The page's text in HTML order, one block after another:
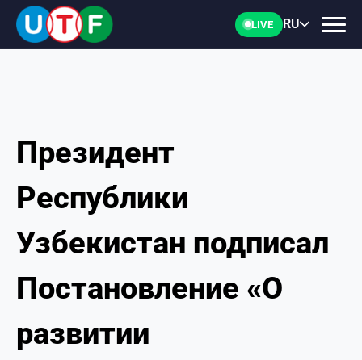
LIVE RU
ГЛАВНАЯ
ФТУ
НОВОСТИ
ДОКУМЕНТЫ
ПЕРСОНАЛИИ
Президент
Республики
Узбекистан подписал
Постановление «О
развитии